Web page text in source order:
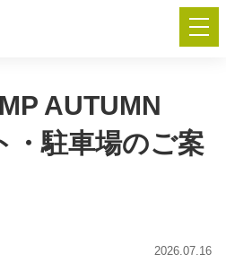
FESTA 2026 ―
AUTUMN
・駐車場のご案
2026.07.16